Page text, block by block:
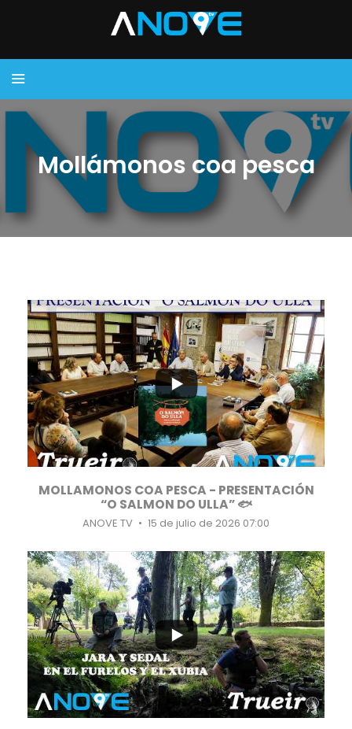
Mollámonos coa pesca
...
8 0
MOLLAMONOS COA PESCA - PRESENTACIÓN
“O SALMON DO ULLA” 🐟
ANOVE TV 15 de julio de 2026 07:00
...
11 0